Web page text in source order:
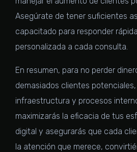
Asegúrate de tener suficientes
capacitado para responder
personalizada a cada consulta.
En resumen, para no perder
demasiados clientes
infraestructura y procesos
maximizarás la eficacia de tus
digital y asegurarás que cada
la atención que merece,